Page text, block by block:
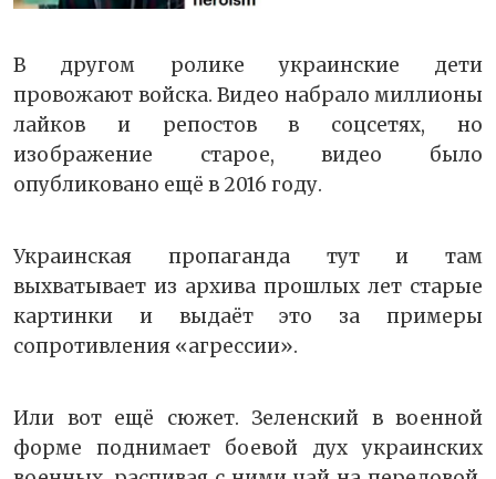
В другом ролике украинские дети
провожают войска. Видео набрало миллионы
лайков и репостов в соцсетях, но
изображение старое, видео было
опубликовано ещё в 2016 году.
Украинская пропаганда тут и там
выхватывает из архива прошлых лет старые
картинки и выдаёт это за примеры
сопротивления «агрессии».
Или вот ещё сюжет. Зеленский в военной
форме поднимает боевой дух украинских